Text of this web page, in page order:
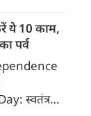
देकर
बहुत
लोगों को
ये 10 काम,
पर्व
स्वतंत्रता